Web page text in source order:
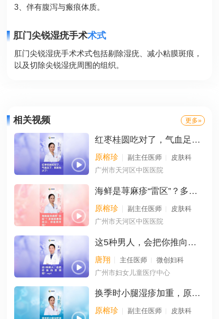
3、伴有腹泻与瘢痕体质。
肛门尖锐湿疣手术术式
肛门尖锐湿疣手术术式包括剔除湿疣、减小粘膜斑痕，
以及切除尖锐湿疣周围的组织。
相关视频 更多»
红枣桂圆吃对了，气血足了，脱发也少了！
原榕珍 副主任医师
皮肤科
广州市天河区中医医院
海鲜是荨麻疹“雷区”？多数患者需忌口，你是例外吗？
原榕珍 副主任医师
皮肤科
广州市天河区中医医院
这5种男人，会把你推向宫颈癌！
唐翔 主任医师
微创妇科
广州市妇女儿童医疗中心
换季时小腿湿疹加重，原因是什么？
原榕珍 副主任医师
皮肤科